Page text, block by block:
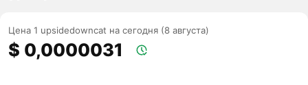
Цена 1 upsidedowncat на сегодня (8 августа)
$ 0,0000031